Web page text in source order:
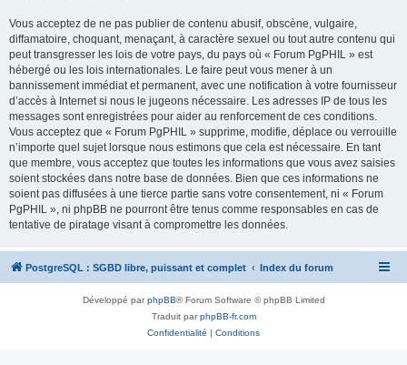
Vous acceptez de ne pas publier de contenu abusif, obscène, vulgaire,
diffamatoire, choquant, menaçant, à caractère sexuel ou tout autre contenu qui
peut transgresser les lois de votre pays, du pays où « Forum PgPHIL » est
hébergé ou les lois internationales. Le faire peut vous mener à un
bannissement immédiat et permanent, avec une notification à votre fournisseur
d’accès à Internet si nous le jugeons nécessaire. Les adresses IP de tous les
messages sont enregistrées pour aider au renforcement de ces conditions.
Vous acceptez que « Forum PgPHIL » supprime, modifie, déplace ou verrouille
n’importe quel sujet lorsque nous estimons que cela est nécessaire. En tant
que membre, vous acceptez que toutes les informations que vous avez saisies
soient stockées dans notre base de données. Bien que ces informations ne
soient pas diffusées à une tierce partie sans votre consentement, ni « Forum
PgPHIL », ni phpBB ne pourront être tenus comme responsables en cas de
tentative de piratage visant à compromettre les données.
PostgreSQL : SGBD libre, puissant et complet Index du forum
Développé parphpBB® Forum Software © phpBB Limited
Traduit parphpBB-fr.com
Confidentialité | Conditions